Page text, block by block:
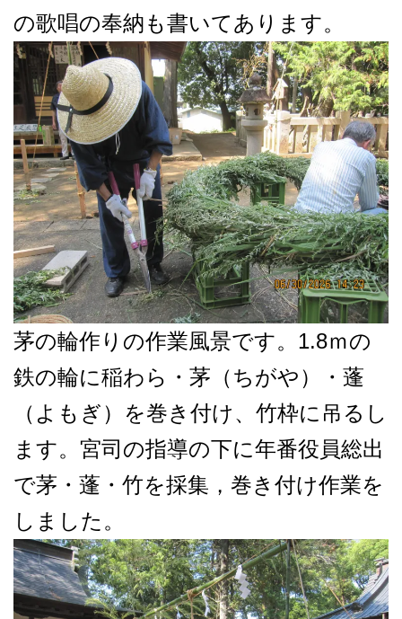
の歌唱の奉納も書いてあります。
茅の輪作りの作業風景です。1.8ｍの
鉄の輪に稲わら・茅（ちがや）・蓬
（よもぎ）を巻き付け、竹枠に吊るし
ます。宮司の指導の下に年番役員総出
で茅・蓬・竹を採集，巻き付け作業を
しました。